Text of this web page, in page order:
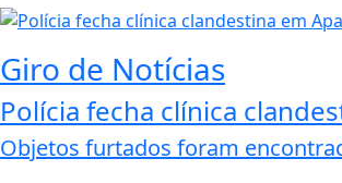
Giro de Notícias
Polícia fecha clínica
Objetos furtados foram